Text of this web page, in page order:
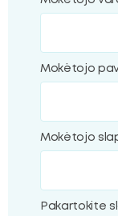
Mokėtojo
Mokėtojo
Pakartokite